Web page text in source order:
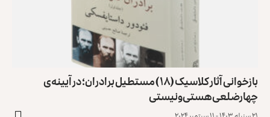
بازخوانی آثار کلاسیک (۱۸) مستطیل برادران؛ در آیینه‌ی
چهارضلعی هستی‌ونیستی